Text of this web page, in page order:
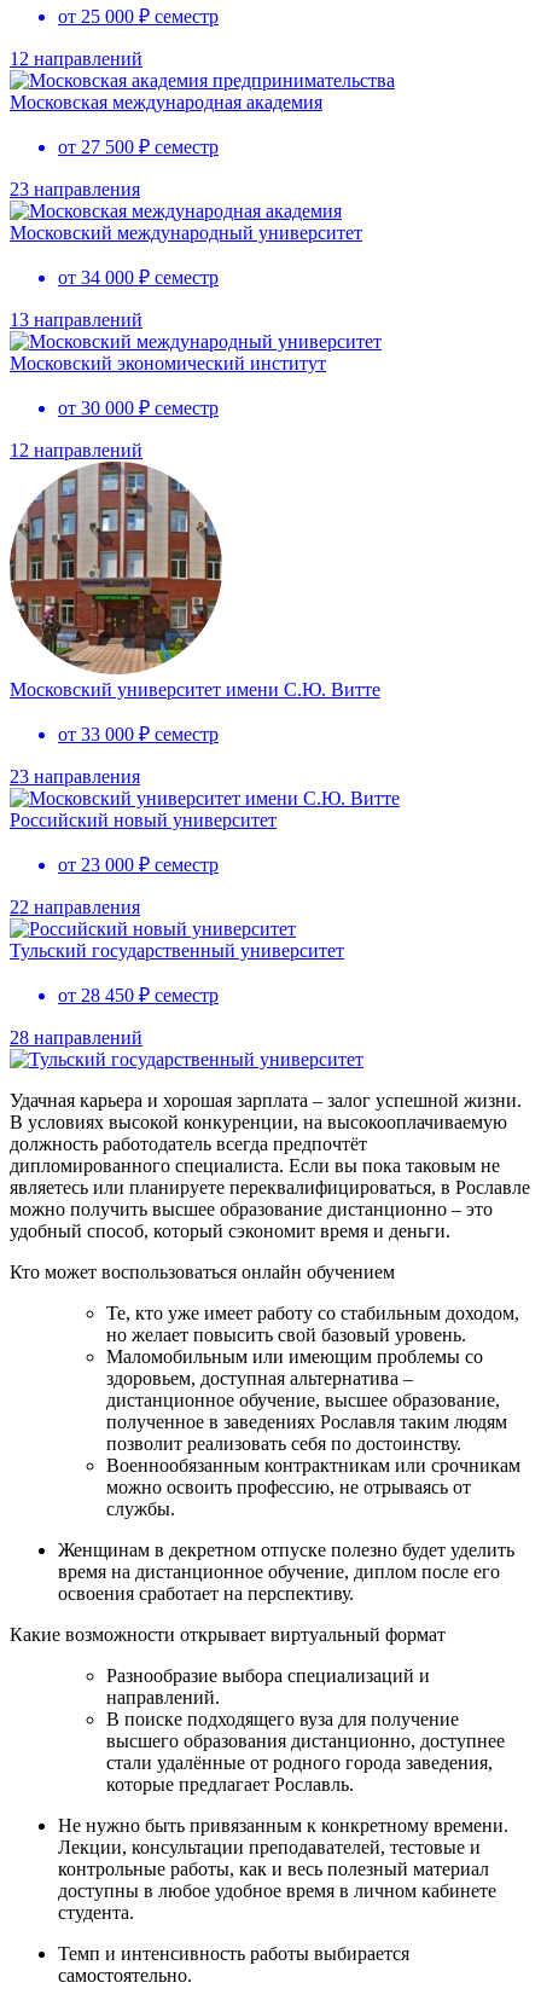
от 25 000 ₽ семестр
12 направлений
Московская международная академия
от 27 500 ₽ семестр
23 направления
Московский международный университет
от 34 000 ₽ семестр
13 направлений
Московский экономический институт
от 30 000 ₽ семестр
12 направлений
Московский университет имени С.Ю. Витте
от 33 000 ₽ семестр
23 направления
Российский новый университет
от 23 000 ₽ семестр
22 направления
Тульский государственный университет
от 28 450 ₽ семестр
28 направлений
Удачная карьера и хорошая зарплата – залог успешной жизни.
В условиях высокой конкуренции, на высокооплачиваемую
должность работодатель всегда предпочтёт
дипломированного специалиста. Если вы пока таковым не
являетесь или планируете переквалифицироваться, в Рославле
можно получить высшее образование дистанционно – это
удобный способ, который сэкономит время и деньги.
Кто может воспользоваться онлайн обучением
Те, кто уже имеет работу со стабильным доходом,
но желает повысить свой базовый уровень.
Маломобильным или имеющим проблемы со
здоровьем, доступная альтернатива –
дистанционное обучение, высшее образование,
полученное в заведениях Рославля таким людям
позволит реализовать себя по достоинству.
Военнообязанным контрактникам или срочникам
можно освоить профессию, не отрываясь от
службы.
Женщинам в декретном отпуске полезно будет уделить
время на дистанционное обучение, диплом после его
освоения сработает на перспективу.
Какие возможности открывает виртуальный формат
Разнообразие выбора специализаций и
направлений.
В поиске подходящего вуза для получение
высшего образования дистанционно, доступнее
стали удалённые от родного города заведения,
которые предлагает Рославль.
Не нужно быть привязанным к конкретному времени.
Лекции, консультации преподавателей, тестовые и
контрольные работы, как и весь полезный материал
доступны в любое удобное время в личном кабинете
студента.
Темп и интенсивность работы выбирается
самостоятельно.